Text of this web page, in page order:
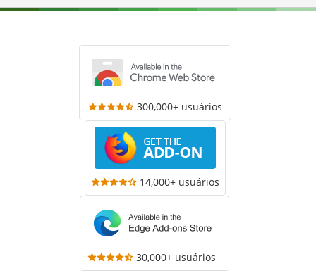
300,000+ usuários
14,000+ usuários
30,000+ usuários